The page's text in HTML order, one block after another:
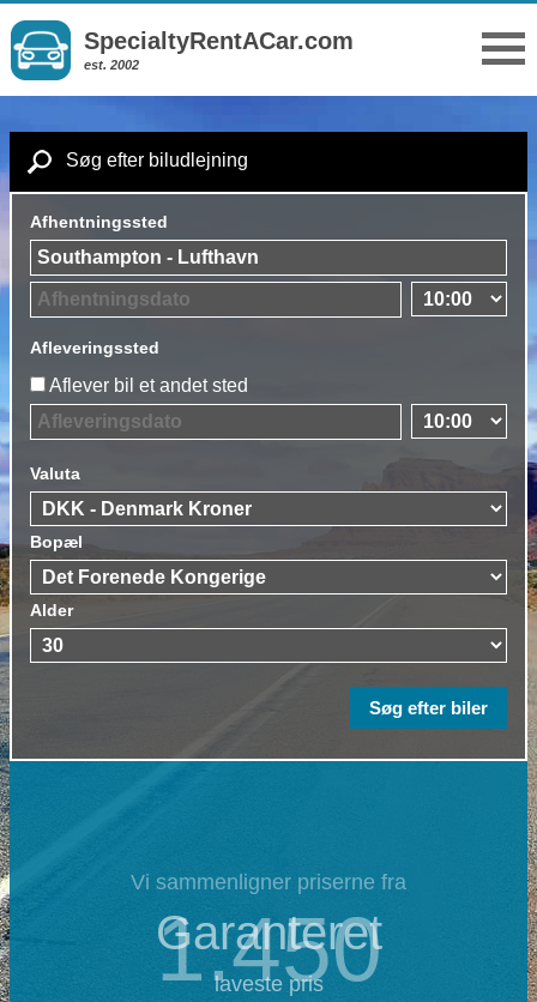
SpecialtyRentACar.com
est. 2002
Søg efter biludlejning
Afhentningssted
Afleveringssted
Aflever bil et andet sted
Valuta
Bopæl
Alder
Vi sammenligner priserne fra
1.450
Garanteret
laveste pris